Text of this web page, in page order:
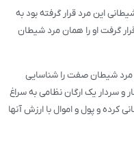
این مرد قرار گرفته بود به
گرفت او را همان مرد شیطان
مرد شیطان صفت را شناسایی
سردار یک ارگان نظامی به سراغ
کرده و پول و اموال با ارزش آنها